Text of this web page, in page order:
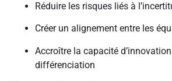
Réduire les risques liés à
Créer un alignement entre les
Accroître la capacité
différenciation